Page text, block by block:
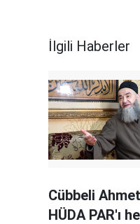
İlgili Haberler
Cübbeli
HÜDA PAR'ı